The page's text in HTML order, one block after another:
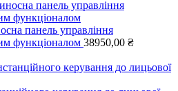
панель управління
функціоналом 38950,00 ₴